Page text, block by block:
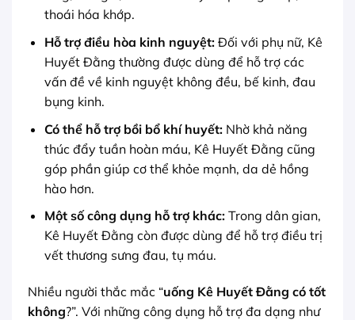
thoái hóa khớp.
Hỗ trợ điều hòa kinh nguyệt:Đối với phụ nữ, Kê
Huyết Đằng thường được dùng để hỗ trợ các
vấn đề về kinh nguyệt không đều, bế kinh, đau
bụng kinh.
Có thể hỗ trợ bồi bổ khí huyết:Nhờ khả năng
thúc đẩy tuần hoàn máu, Kê Huyết Đằng cũng
góp phần giúp cơ thể khỏe mạnh, da dẻ hồng
hào hơn.
Một số công dụng hỗ trợ khác:Trong dân gian,
Kê Huyết Đằng còn được dùng để hỗ trợ điều trị
vết thương sưng đau, tụ máu.
Nhiều người thắc mắc “uống Kê Huyết Đằng có tốt
không?”. Với những công dụng hỗ trợ đa dạng như